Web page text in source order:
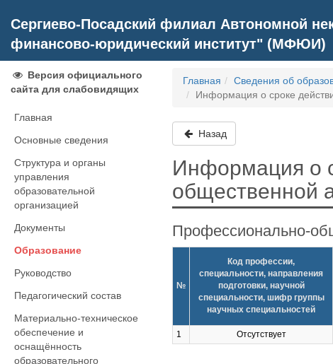
Сергиево-Посадский филиал Автономной
финансово-юридический институт" (МФЮИ)
Версия официального
сайта для слабовидящих
Главная
Основные сведения
Структура и органы
управления
образовательной
организацией
Документы
Образование
Руководство
Педагогический состав
Материально-техническое
обеспечение и
оснащённость
образовательного
Главная Сведения об
Информация о сроке
Назад
Информация о
общественной
Профессионально-
№
Код профессии,
специальности, направления
подготовки, научной
специальности, шифр группы
научных специальностей
1 Отсутствует